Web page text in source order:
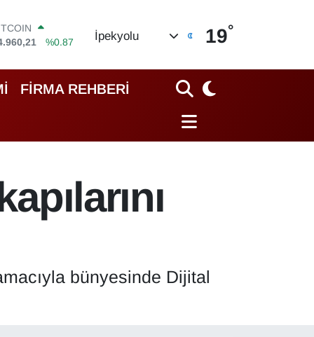
%0.18
%0.32
%0.38
İpekyolu 19°
FİRMA REHBERİ
bünyesinde Dijital